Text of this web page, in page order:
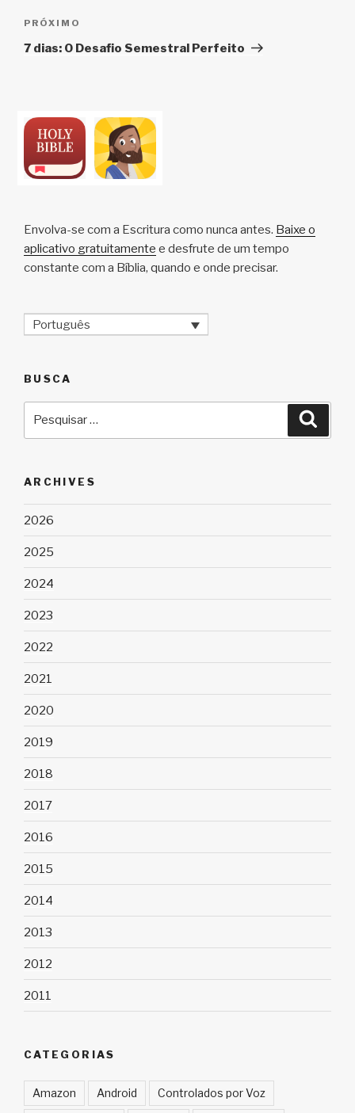
Próximo
post
PRÓXIMO
7 dias: O Desafio Semestral Perfeito
Envolva-se com a Escritura como nunca antes. Baixe o
aplicativo gratuitamente e desfrute de um tempo
constante com a Bíblia, quando e onde precisar.
Português
BUSCA
ARCHIVES
2026
2025
2024
2023
2022
2021
2020
2019
2018
2017
2016
2015
2014
2013
2012
2011
CATEGORIAS
Amazon Android Controlados por Voz